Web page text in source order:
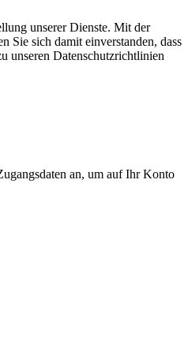
unserer Dienste. Mit der
Sie sich damit einverstanden, dass
unseren Datenschutzrichtlinien
an, um auf Ihr Konto